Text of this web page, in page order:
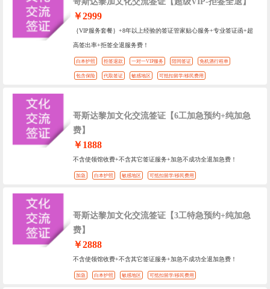
￥2999
｛VIP服务套餐｝+8年以上经验的签证管家贴心服务+专业签证函+超
高签出率+拒签全退服务费！
白本护照 拒签退款 一对一VIP服务 陪同签证 免机酒行程单
包含保险 代取签证 敏感地区 可抵扣留学/移民费用
哥斯达黎加文化交流签证【6工加急预约+纯加急
费】
￥1888
不含使领馆收费+不含其它签证服务+加急不成功全退加急费！
加急 白本护照 敏感地区 可抵扣留学/移民费用
哥斯达黎加文化交流签证【3工特急预约+纯加急
费】
￥2888
不含使领馆收费+不含其它签证服务+加急不成功全退加急费！
加急 白本护照 敏感地区 可抵扣留学/移民费用